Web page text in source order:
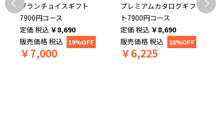
グランチョイスギフト
7900円コース
税込 ￥8,690
販売価格税込
￥7,000
19%OFF
プレミアムカタログギフ
ト7900円コース
税込 ￥8,690
販売価格税込
￥6,225
28%OFF